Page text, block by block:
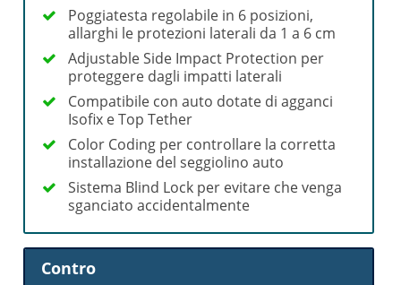
Poggiatesta regolabile in 6 posizioni,
allarghi le protezioni laterali da 1 a 6 cm
Adjustable Side Impact Protection per
proteggere dagli impatti laterali
Compatibile con auto dotate di agganci
Isofix e Top Tether
Color Coding per controllare la corretta
installazione del seggiolino auto
Sistema Blind Lock per evitare che venga
sganciato accidentalmente
Contro